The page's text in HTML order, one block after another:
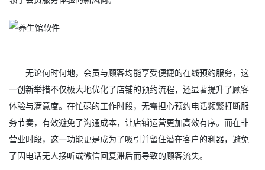
无论何时何地，会员与顾客均能享受便捷的在线预约服务，这
一创新举措不仅极大地优化了店铺的预约流程，还显著提升了顾客
体验与满意度。在忙碌的工作时段，无需担心预约电话频繁打断服
务节奏，有效避免了沟通成本，让店铺运营更加高效有序。而在非
营业时段，这一功能更是成为了吸引并留住潜在客户的利器，避免
了因电话无人接听或微信回复滞后而导致的顾客流失。